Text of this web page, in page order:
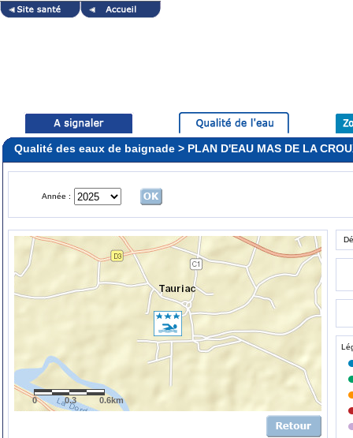
Qualité des eaux de baignade > PLAN D'EAU MAS DE LA
Année :
0 0.3 0.6km